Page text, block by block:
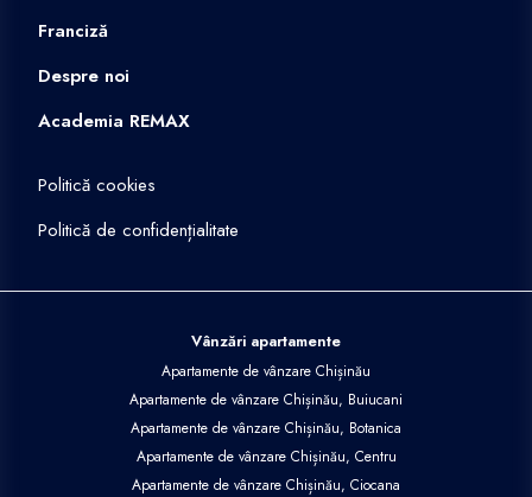
Franciză
Despre noi
Academia REMAX
Politică cookies
Politică de confidențialitate
Vânzări apartamente
Apartamente de vânzare Chișinău
Apartamente de vânzare Chișinău, Buiucani
Apartamente de vânzare Chișinău, Botanica
Apartamente de vânzare Chișinău, Centru
Apartamente de vânzare Chișinău, Ciocana